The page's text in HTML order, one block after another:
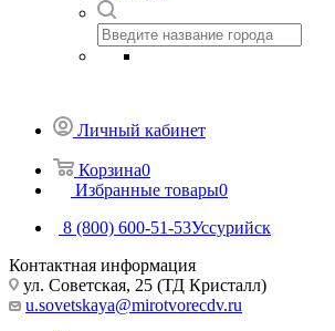
Личный кабинет
Корзина0
Избранные товары0
8 (800) 600-51-53Уссурийск
Контактная информация
ул. Советская, 25 (ТД Кристалл)
u.sovetskaya@mirotvorecdv.ru